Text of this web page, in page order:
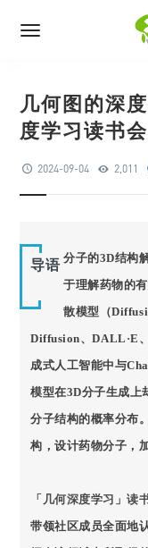
几何图的深
度学习读书
2024-09-04 2,011
导语 分子的3D结构
于理解药物的
散模型（
Diffusion、DALL·E
成式人工智能中与
模型在3D分子生成上
分子结构的概率分布
构，设计药物分子，
「几何深度学习」读
带领社区成员全面地